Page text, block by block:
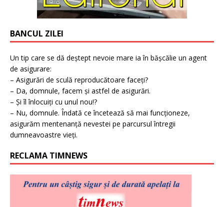
BANCUL ZILEI
Un tip care se dă deștept nevoie mare ia în bășcălie un agent
de asigurare:
– Asigurări de sculă reproducătoare faceți?
– Da, domnule, facem și astfel de asigurări.
– Și îl înlocuiți cu unul nou!?
– Nu, domnule. Îndată ce încetează să mai funcționeze,
asigurăm mentenanță nevestei pe parcursul întregii
dumneavoastre vieți.
RECLAMA TIMNEWS